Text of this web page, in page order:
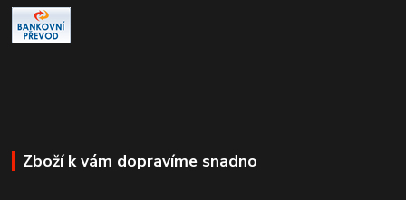
Zboží k vám dopravíme snadno